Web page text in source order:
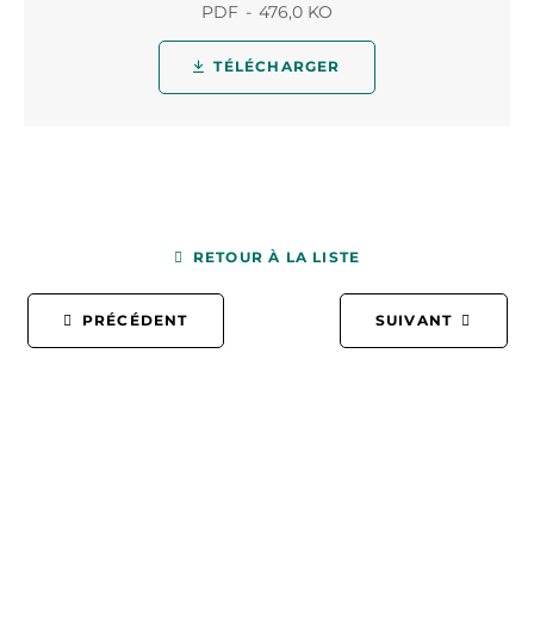
PDF 476,0 KO
TÉLÉCHARGER
PRÉCÉDENT
RETOUR À LA LISTE
SUIVANT